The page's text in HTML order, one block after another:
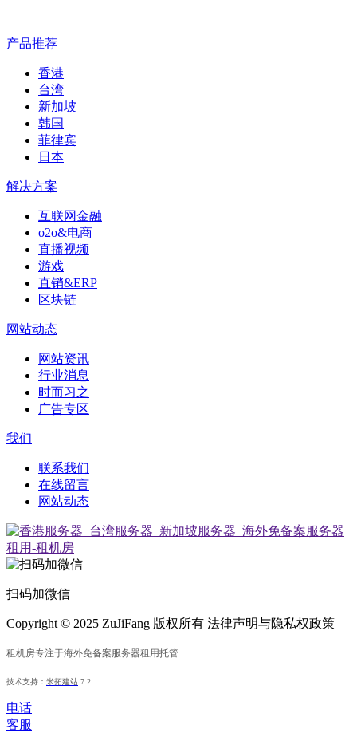
产品推荐
香港
台湾
新加坡
韩国
菲律宾
日本
解决方案
互联网金融
o2o&电商
直播视频
游戏
直销&ERP
区块链
网站动态
网站资讯
行业消息
时而习之
广告专区
我们
联系我们
在线留言
网站动态
扫码加微信
Copyright © 2025 ZuJiFang 版权所有 法律声明与隐私权政策
租机房专注于海外免备案服务器租用托管
技术支持： 米拓建站 7.2
电话
客服